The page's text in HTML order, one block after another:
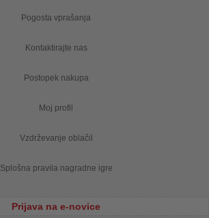
Pogosta vprašanja
Kontaktirajte nas
Postopek nakupa
Moj profil
Vzdrževanje oblačil
Splošna pravila nagradne igre
Prijava na e-novice